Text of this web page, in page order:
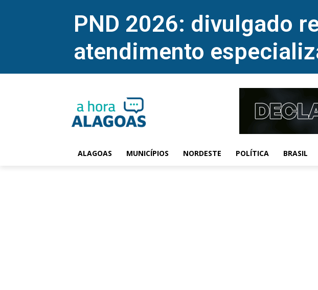
PND 2026: divulgado
atendimento
ALAGOAS MUNICÍPIOS NORDESTE POLÍTICA BRASIL